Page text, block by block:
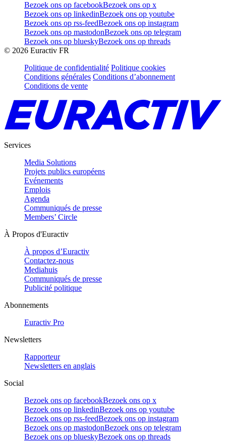
Bezoek ons op facebookBezoek ons op x
Bezoek ons op linkedinBezoek ons op youtube
Bezoek ons op rss-feedBezoek ons op instagram
Bezoek ons op mastodonBezoek ons op telegram
Bezoek ons op blueskyBezoek ons op threads
© 2026 Euractiv FR
Politique de confidentialité Politique cookies
Conditions générales Conditions d’abonnement
Conditions de vente
Services
Media Solutions
Projets publics européens
Evénements
Emplois
Agenda
Communiqués de presse
Members’ Circle
À Propos d'Euractiv
À propos d’Euractiv
Contactez-nous
Mediahuis
Communiqués de presse
Publicité politique
Abonnements
Euractiv Pro
Newsletters
Rapporteur
Newsletters en anglais
Social
Bezoek ons op facebookBezoek ons op x
Bezoek ons op linkedinBezoek ons op youtube
Bezoek ons op rss-feedBezoek ons op instagram
Bezoek ons op mastodonBezoek ons op telegram
Bezoek ons op blueskyBezoek ons op threads